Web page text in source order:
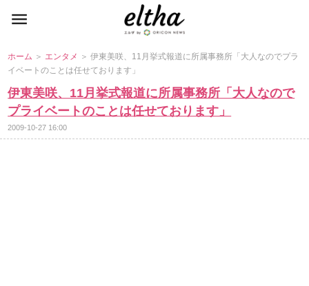
ホーム ＞ エンタメ ＞ 伊東美咲、11月挙式報道に所属事務所「大人なのでプラ
イベートのことは任せております」
伊東美咲、11月挙式報道に所属事務所「大人なので
プライベートのことは任せております」
2009-10-27 16:00